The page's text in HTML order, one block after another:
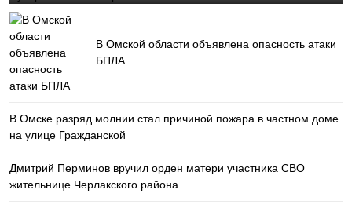
В Омской области объявлена опасность атаки
БПЛА
В Омске разряд молнии стал причиной пожара в частном доме
на улице Гражданской
Дмитрий Перминов вручил орден матери участника СВО
жительнице Черлакского района